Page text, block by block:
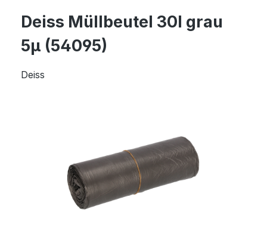
Deiss Müllbeutel 30l grau
5µ (54095)
Deiss